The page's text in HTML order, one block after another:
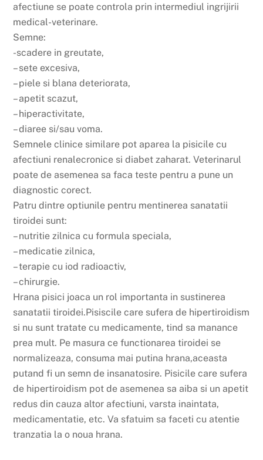
afectiune se poate controla prin intermediul ingrijirii
medical-veterinare.
Semne:
-scadere in greutate,
– sete excesiva,
– piele si blana deteriorata,
– apetit scazut,
– hiperactivitate,
– diaree si/sau voma.
Semnele clinice similare pot aparea la pisicile cu
afectiuni renalecronice si diabet zaharat. Veterinarul
poate de asemenea sa faca teste pentru a pune un
diagnostic corect.
Patru dintre optiunile pentru mentinerea sanatatii
tiroidei sunt:
– nutritie zilnica cu formula speciala,
– medicatie zilnica,
– terapie cu iod radioactiv,
– chirurgie.
Hrana pisici joaca un rol importanta in sustinerea
sanatatii tiroidei.Pisiscile care sufera de hipertiroidism
si nu sunt tratate cu medicamente, tind sa manance
prea mult. Pe masura ce functionarea tiroidei se
normalizeaza, consuma mai putina hrana,aceasta
putand fi un semn de insanatosire. Pisicile care sufera
de hipertiroidism pot de asemenea sa aiba si un apetit
redus din cauza altor afectiuni, varsta inaintata,
medicamentatie, etc. Va sfatuim sa faceti cu atentie
tranzatia la o noua hrana.